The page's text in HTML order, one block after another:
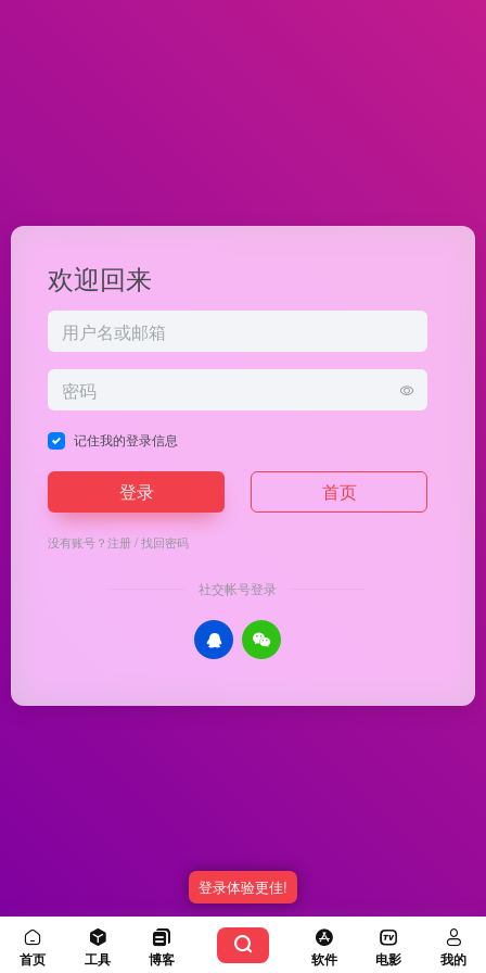
欢迎回来
记住我的登录信息
登录 首页
没有账号？注册/找回密码
社交帐号登录
Copyright © 2026 优渥导航 冀ICP备20003336号-5由 OneNav强力驱动
首页 工具 博客 软件 电影 我的
登录体验更佳!